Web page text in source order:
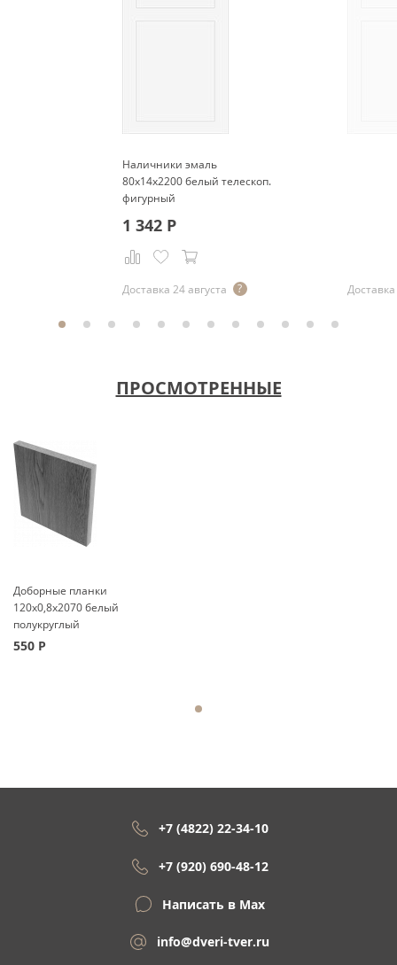
Наличники эмаль
80x14x2200 белый телескоп.
фигурный
1 342Р
Доставка 24 августа Доставка
ПРОСМОТРЕННЫЕ
Доборные планки
120x0,8x2070 белый
полукруглый
550 Р
+7 (4822) 22-34-10
+7 (920) 690-48-12
Написать в Max
info@dveri-tver.ru